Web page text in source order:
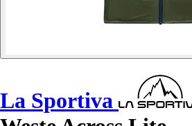
La Sportiva